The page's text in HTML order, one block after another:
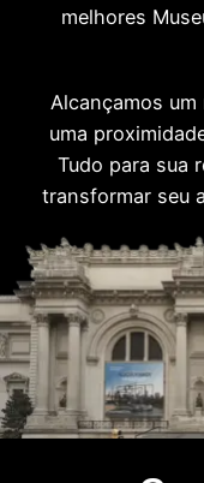
melhores
Alcançamos
uma
Tudo para sua
transformar seu